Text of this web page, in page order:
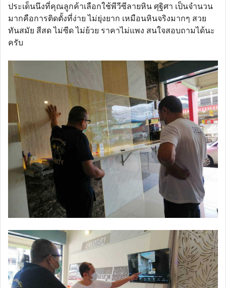
ประเด็นนึงที่คุณลูกค้าเลือกใช้พีวีซีลายหิน ศุฐิศา เป็นจำนวน
มากคือการติดตั้งที่ง่าย ไม่ยุ่งยาก เหมือนหินจริงมากๆ สวย
ทันสมัย สีสด ไม่ซีด ไม่ย้วย ราคาไม่แพง สนใจสอบถามได้นะ
ครับ